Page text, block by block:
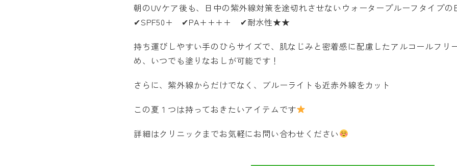
朝のUVケア後も、日中の紫外線対策を途切れさせないウォータープルーフタイプの
✔SPF50+ ✔PA++++ ✔耐水性★★
持ち運びしやすい手のひらサイズで、肌なじみと密着感に配慮したアルコールフリ
め、いつでも塗りなおしが可能です！
さらに、紫外線からだけでなく、ブルーライトも近赤外線をカット
この夏１つは持っておきたいアイテムです
詳細はクリニックまでお気軽にお問い合わせください